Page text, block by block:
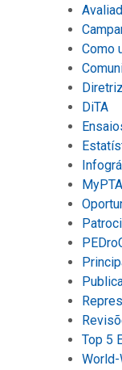
Como
DiTA
Top 5
World-